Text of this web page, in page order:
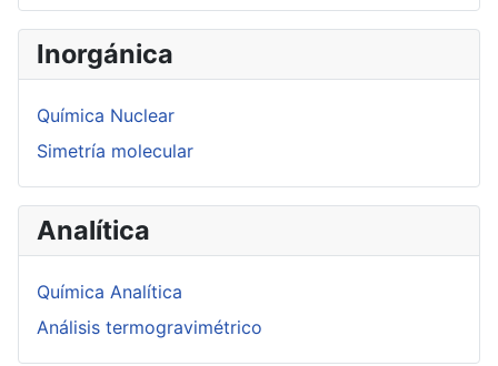
Inorgánica
Química Nuclear
Simetría molecular
Analítica
Química Analítica
Análisis termogravimétrico